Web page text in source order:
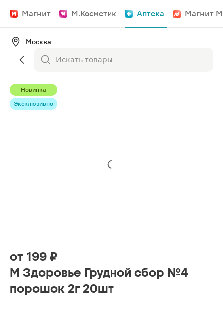
Магнит М.Косметик Аптека Магнит
Москва
Новинка
Эксклюзивно
от 199 ₽
М Здоровье Грудной сбор №4
порошок 2г 20шт